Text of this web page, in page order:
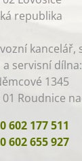
republika
kancelář,
a servisní dílna:
1345
01 Roudnice
602 177 511
602 655 927